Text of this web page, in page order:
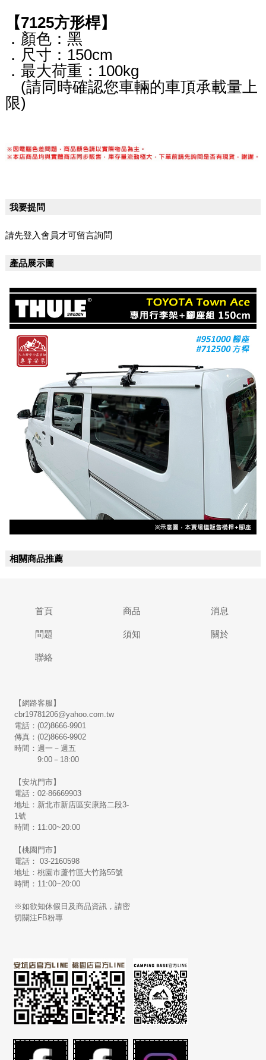
【7125方形桿】
．顏色：黑
．尺寸：150cm
．最大荷重：100kg
(請同時確認您車輛的車頂承載量上
限)
我要提問
請先登入會員才可留言詢問
產品展示圖
相關商品推薦
首頁 商品 消息
問題 須知 關於
聯絡
【網路客服】
cbr19781206@yahoo.com.tw
電話：(02)8666-9901
傳真：(02)8666-9902
時間：週一－週五
9:00－18:00
【安坑門市】
電話：02-86669903
地址：新北市新店區安康路二段3-
1號
時間：11:00~20:00
【桃園門市】
電話： 03-2160598
地址：桃園市蘆竹區大竹路55號
時間：11:00~20:00
※如欲知休假日及商品資訊，請密
切關注FB粉專